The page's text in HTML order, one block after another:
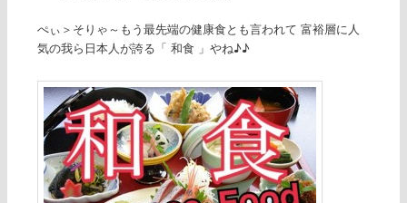
ぺぃ＞そりゃ～もう最先端の健康食とも言われて 富裕層に人
気の我ら日本人が誇る「 和食 」やね♪♪